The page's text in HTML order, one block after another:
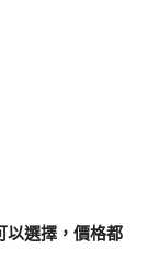
以選擇，價格都